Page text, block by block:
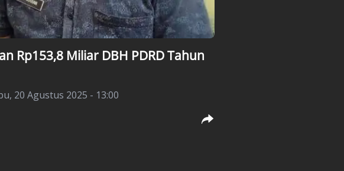
Rp153,8 Miliar DBH PDRD Tahun
20 Agustus 2025 - 13:00